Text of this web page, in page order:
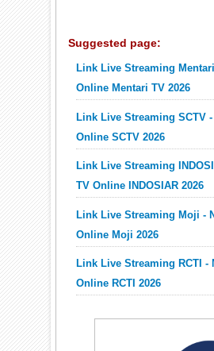
Suggested page:
Link Live Streaming
Online Mentari TV 2026
Link Live Streaming SCTV
Online SCTV 2026
Link Live Streaming
TV Online INDOSIAR 2026
Link Live Streaming Moji -
Online Moji 2026
Link Live Streaming RCTI -
Online RCTI 2026